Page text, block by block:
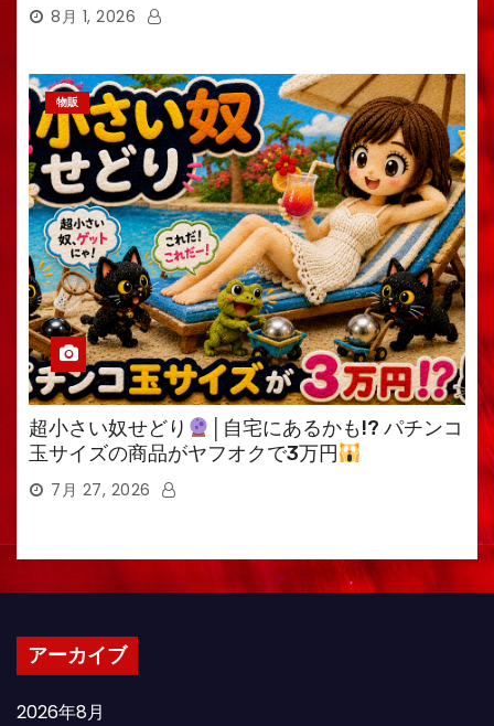
8月 1, 2026
物販
超小さい奴せどり
│自宅にあるかも!? パチンコ
玉サイズの商品がヤフオクで3万円
7月 27, 2026
アーカイブ
2026年8月